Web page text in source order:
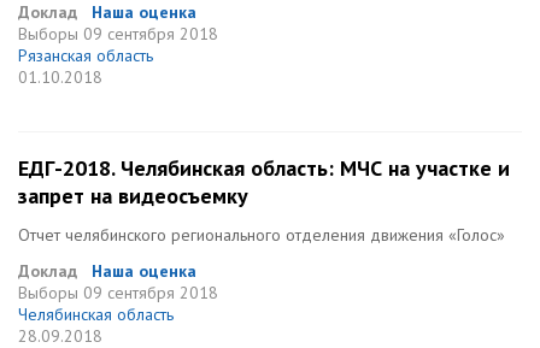
Доклад
Наша оценка
Выборы 09 сентября 2018
Рязанская область
01.10.2018
ЕДГ-2018. Челябинская область: МЧС на участке и
запрет на видеосъемку
Отчет челябинского регионального отделения движения «Голос»
Доклад
Наша оценка
Выборы 09 сентября 2018
Челябинская область
28.09.2018